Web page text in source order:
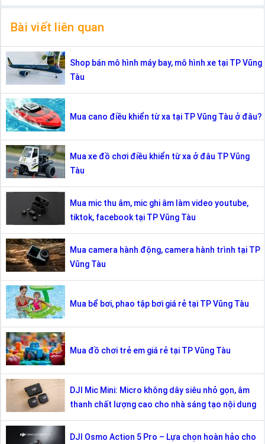
Bài viết liên quan
Shop bán mô hình máy bay, mô hình xe tại TP Vũng
Tàu
Mua cano điều khiển từ xa tại TP Vũng Tàu ở đâu?
Mua xe đồ chơi điều khiển từ xa ở đâu TP Vũng
Tàu
Mua mic thu âm, mic ghi âm làm video youtube,
tiktok, facebook tại TP Vũng Tàu
Mua camera hành động, camera hành trình tại TP
Vũng Tàu
Mua bể bơi, phao tập bơi giá rẻ tại TP Vũng Tàu
Mua đồ chơi trẻ em giá rẻ tại TP Vũng Tàu
DJI Mic Mini: Micro không dây siêu nhỏ gọn, âm
thanh chất lượng cao cho nhà sáng tạo nội dung
DJI Osmo Action 5 Pro – Lựa chọn hoàn hảo cho